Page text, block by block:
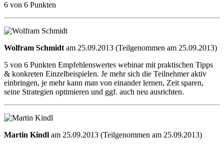
6 von 6 Punkten
Wolfram Schmidt am 25.09.2013 (Teilgenommen am 25.09.2013)
5 von 6 Punkten Empfehlenswertes webinar mit praktischen Tipps
& konkreten Einzelbeispielen. Je mehr sich die Teilnehmer aktiv
einbringen, je mehr kann man von einander lernen, Zeit sparen,
seine Strategien optimieren und ggf. auch neu ausrichten.
Martin Kindl am 25.09.2013 (Teilgenommen am 25.09.2013)